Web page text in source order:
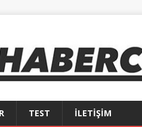
TEST İLETİŞİM